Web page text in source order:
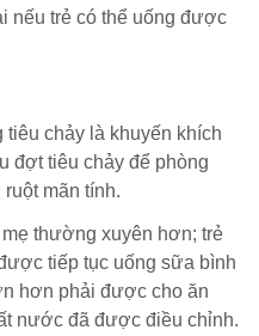
nếu trẻ có thể uống được
chảy là khuyến khích
đợt tiêu chảy để phòng
mãn tính.
thường xuyên hơn; trẻ
tiếp tục uống sữa bình
hơn phải được cho ăn
nước đã được điều chỉnh.